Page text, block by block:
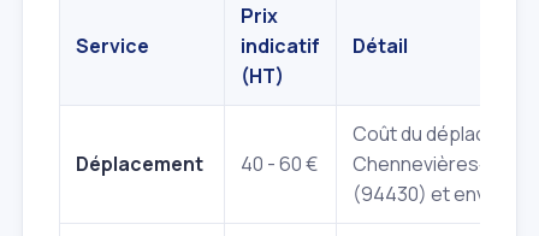
Service
Prix
indicatif
(HT)
Détail
Déplacement 40 - 60 €
Coût du
(94430) et environs.